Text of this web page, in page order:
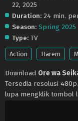
22, 2025
Duration: 24 min.
Season: Spring 2025
Type: TV
Action Harem
Download Ore wa
Tersedia resolusi
lupa mengklik tombol
lupa download